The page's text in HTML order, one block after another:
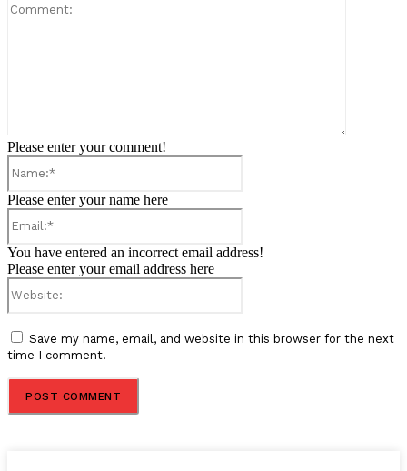
Please enter your comment!
Please enter your name here
You have entered an incorrect email address!
Please enter your email address here
Save my name, email, and website in this browser for the next
time I comment.